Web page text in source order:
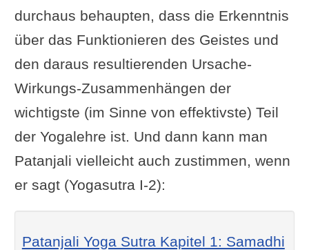
durchaus behaupten, dass die Erkenntnis
über das Funktionieren des Geistes und
den daraus resultierenden Ursache-
Wirkungs-Zusammenhängen der
wichtigste (im Sinne von effektivste) Teil
der Yogalehre ist. Und dann kann man
Patanjali vielleicht auch zustimmen, wenn
er sagt (Yogasutra I-2):
Patanjali Yoga Sutra Kapitel 1: Samadhi